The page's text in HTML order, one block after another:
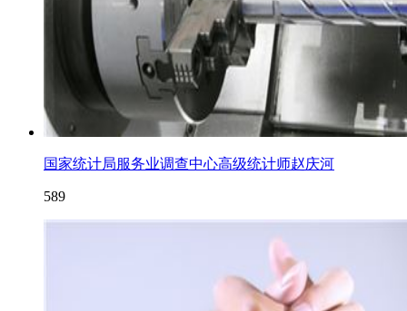
国家统计局服务业调查中心高级统计师赵庆河
589